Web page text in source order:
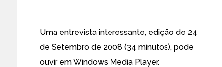
Uma entrevista interessante, edição de 24
de Setembro de 2008 (34 minutos), pode
ouvir em Windows Media Player.